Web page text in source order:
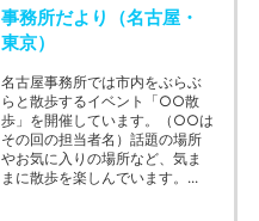
事務所だより（名古屋・
東京）
名古屋事務所では市内をぶらぶ
らと散歩するイベント「○○散
歩」を開催しています。（○○は
その回の担当者名）話題の場所
やお気に入りの場所など、気ま
まに散歩を楽しんでいます。...